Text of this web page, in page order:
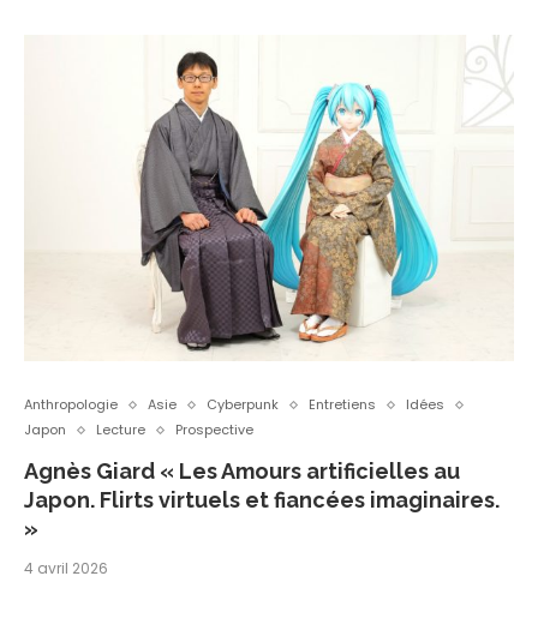
Anthropologie Asie Cyberpunk Entretiens
Idées
Japon
Lecture Prospective
Agnès Giard « Les Amours artificielles au
Japon. Flirts virtuels et fiancées imaginaires.
»
4 avril 2026